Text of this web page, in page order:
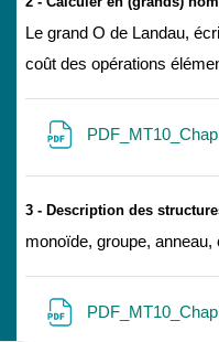
Le grand O de Landau,
coût des opérations
3 - Description des
monoïde, groupe, anneau,